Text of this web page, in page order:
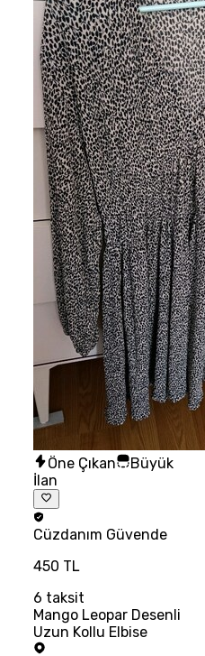
Öne Çıkan
Büyük
İlan
Cüzdanım Güvende
450 TL
6 taksit
Mango Leopar Desenli
Uzun Kollu Elbise